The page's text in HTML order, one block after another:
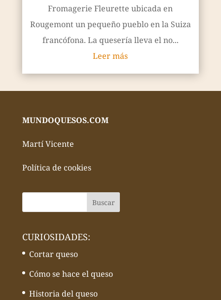
Fromagerie Fleurette ubicada en
Rougemont un pequeño pueblo en la Suiza
francófona. La quesería lleva el no...
Leer más
MUNDOQUESOS.COM
Martí Vicente
Política de cookies
CURIOSIDADES:
Cortar queso
Cómo se hace el queso
Historia del queso